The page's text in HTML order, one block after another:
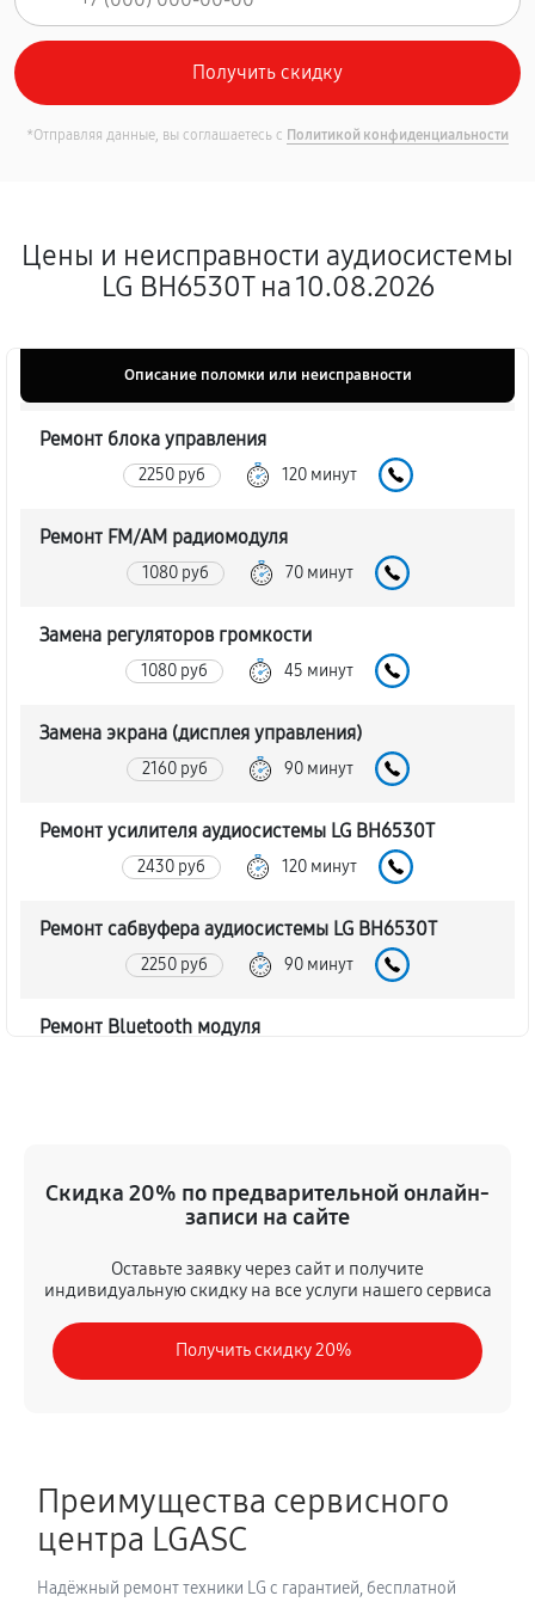
*Отправляя данные, вы соглашаетесь с Политикой конфиденциальности
Цены и неисправности аудиосистемы
LG BH6530T на 10.08.2026
Описание поломки или неисправности
Ремонт блока управления
2250 руб 120 минут
Ремонт FM/AM радиомодуля
1080 руб 70 минут
Замена регуляторов громкости
1080 руб 45 минут
Замена экрана (дисплея управления)
2160 руб 90 минут
Ремонт усилителя аудиосистемы LG BH6530T
2430 руб 120 минут
Ремонт сабвуфера аудиосистемы LG BH6530T
2250 руб 90 минут
Ремонт Bluetooth модуля
Замена шлейфа аудиосистемы LG BH6530T
50 минут
Замена разъема питания
900 руб 40 минут
Замена динамика аудиосистемы LG BH6530T
1350 руб
Скидка 20% по предварительной онлайн-
записи на сайте
Оставьте заявку через сайт и получите
индивидуальную скидку на все услуги нашего сервиса
Получить скидку 20%
Преимущества сервисного
центра LGASC
Надёжный ремонт техники LG с гарантией, бесплатной